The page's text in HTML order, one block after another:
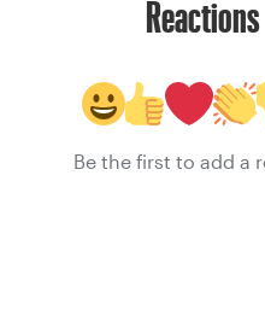
Reactions
Be the first to add a